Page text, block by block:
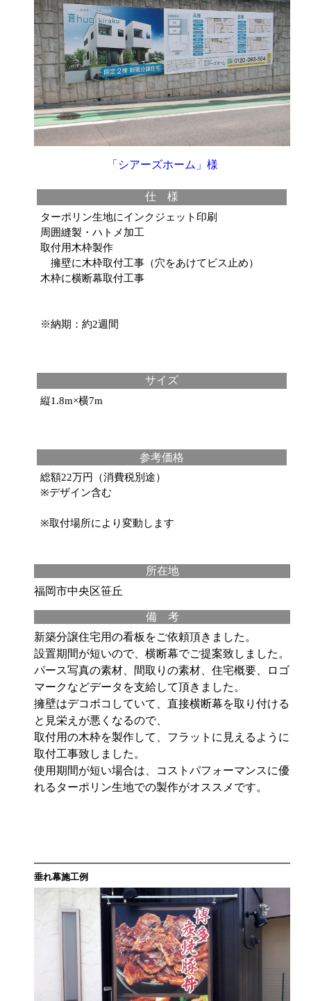
「シアーズホーム」様
仕 様
ターポリン生地にインクジェット印刷
周囲縫製・ハトメ加工
取付用木枠製作
擁壁に木枠取付工事（穴をあけてビス止め）
木枠に横断幕取付工事
※納期：約2週間
サイズ
縦1.8m×横7m
参考価格
総額22万円（消費税別途）
※デザイン含む
※取付場所により変動します
所在地
福岡市中央区笹丘
備 考
新築分譲住宅用の看板をご依頼頂きました。
設置期間が短いので、横断幕でご提案致しました。
パース写真の素材、間取りの素材、住宅概要、ロゴ
マークなどデータを支給して頂きました。
擁壁はデコボコしていて、直接横断幕を取り付ける
と見栄えが悪くなるので、
取付用の木枠を製作して、フラットに見えるように
取付工事致しました。
使用期間が短い場合は、コストパフォーマンスに優
れるターポリン生地での製作がオススメです。
垂れ幕施工例